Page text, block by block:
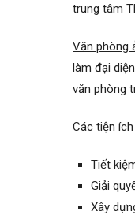
trung tâm
Văn phòng
làm đại
văn phòng
Các tiện ích
Tiết
Giải
Xây